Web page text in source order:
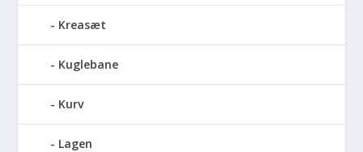
Kreasæt
Kuglebane
Kurv
Lagen